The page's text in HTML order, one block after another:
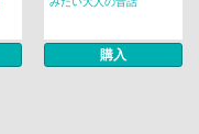
購入